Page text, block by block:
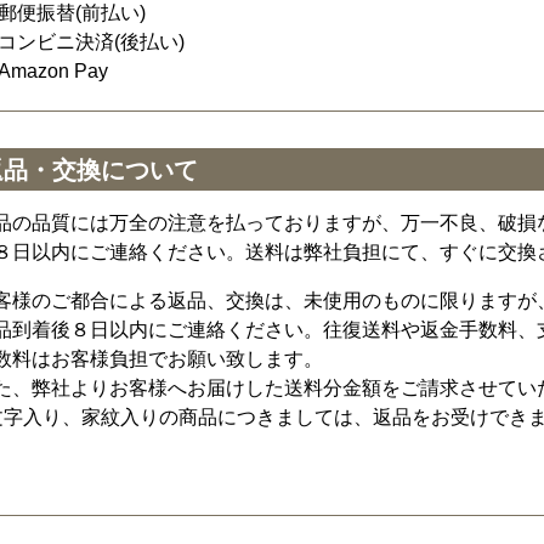
便振替(前払い)
ンビニ決済(後払い)
Pay
・交換について
の品質には万全の注意を払っておりますが、万一不良、破
日以内にご連絡ください。送料は弊社負担にて、すぐに交
様のご都合による返品、交換は、未使用のものに限りますが
到着後８日以内にご連絡ください。往復送料や返金手数料
料はお客様負担でお願い致します。
、弊社よりお客様へお届けした送料分金額をご請求させてい
入り、家紋入りの商品につきましては、返品をお受けでき